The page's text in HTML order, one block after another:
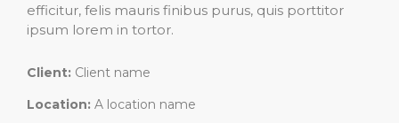
efficitur, felis mauris finibus purus, quis porttitor
ipsum lorem in tortor.
Client: Client name
Location: A location name